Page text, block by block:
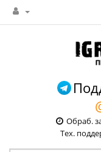
Обраб.
Тех.